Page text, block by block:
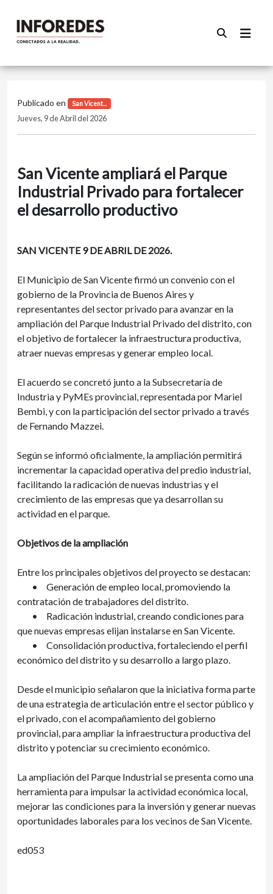
Publicado en San Vicent...
Jueves, 9 de Abril del 2026
San Vicente ampliará el Parque
Industrial Privado para fortalecer
el desarrollo productivo
SAN VICENTE 9 DE ABRIL DE 2026.
El Municipio de San Vicente firmó un convenio con el
gobierno de la Provincia de Buenos Aires y
representantes del sector privado para avanzar en la
ampliación del Parque Industrial Privado del distrito, con
el objetivo de fortalecer la infraestructura productiva,
atraer nuevas empresas y generar empleo local.
El acuerdo se concretó junto a la Subsecretaría de
Industria y PyMEs provincial, representada por Mariel
Bembi, y con la participación del sector privado a través
de Fernando Mazzei.
Según se informó oficialmente, la ampliación permitirá
incrementar la capacidad operativa del predio industrial,
facilitando la radicación de nuevas industrias y el
crecimiento de las empresas que ya desarrollan su
actividad en el parque.
Objetivos de la ampliación
Entre los principales objetivos del proyecto se destacan:
•
Generación de empleo local, promoviendo la
contratación de trabajadores del distrito.
•
Radicación industrial, creando condiciones para
que nuevas empresas elijan instalarse en San Vicente.
•
Consolidación productiva, fortaleciendo el perfil
económico del distrito y su desarrollo a largo plazo.
Desde el municipio señalaron que la iniciativa forma parte
de una estrategia de articulación entre el sector público y
el privado, con el acompañamiento del gobierno
provincial, para ampliar la infraestructura productiva del
distrito y potenciar su crecimiento económico.
La ampliación del Parque Industrial se presenta como una
herramienta para impulsar la actividad económica local,
mejorar las condiciones para la inversión y generar nuevas
oportunidades laborales para los vecinos de San Vicente.
ed053